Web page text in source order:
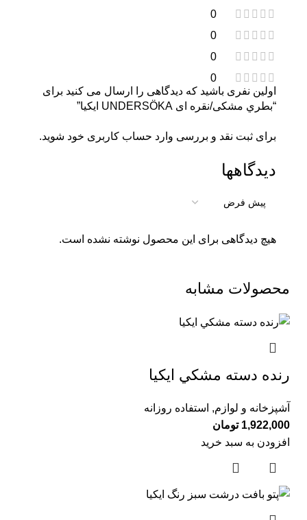
0
0
0
0
دیدگاهها
هیچ دیدگاهی برای این محصول نوشته نشده است.
اولین نفری باشید که دیدگاهی را ارسال می کنید برای
“بطري مشکی/نقره ای UNDERSÖKA ايكيا”
برای ثبت نقد و بررسی وارد حساب کاربری خود شوید.
محصولات مشابه
رنده دسته مشكي ايكيا
آشپزخانه و لوازم, استفاده روزانه
1,922,000 تومان
افزودن به سبد خرید